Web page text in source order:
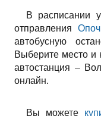
В расписании
отправления
автобусную
Выберите место и
автостанция –
онлайн.
Вы можете